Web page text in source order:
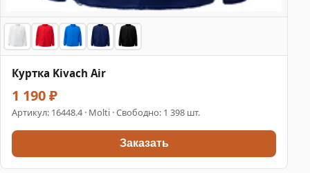
Куртка Kivach Air
1 190 ₽
Артикул: 16448.4 · Molti · Свободно: 1 398 шт.
Заказать